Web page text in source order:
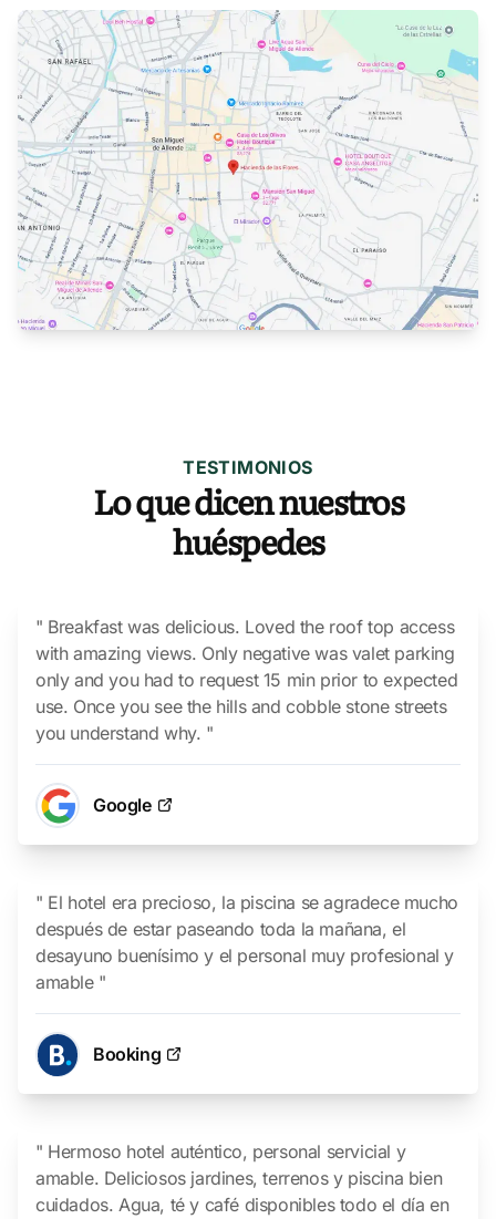
TESTIMONIOS
Lo que dicen nuestros
huéspedes
" Breakfast was delicious. Loved the roof top access
with amazing views. Only negative was valet parking
only and you had to request 15 min prior to expected
use. Once you see the hills and cobble stone streets
you understand why. "
Google
" El hotel era precioso, la piscina se agradece mucho
después de estar paseando toda la mañana, el
desayuno buenísimo y el personal muy profesional y
amable "
Booking
" Hermoso hotel auténtico, personal servicial y
amable. Deliciosos jardines, terrenos y piscina bien
cuidados. Agua, té y café disponibles todo el día en